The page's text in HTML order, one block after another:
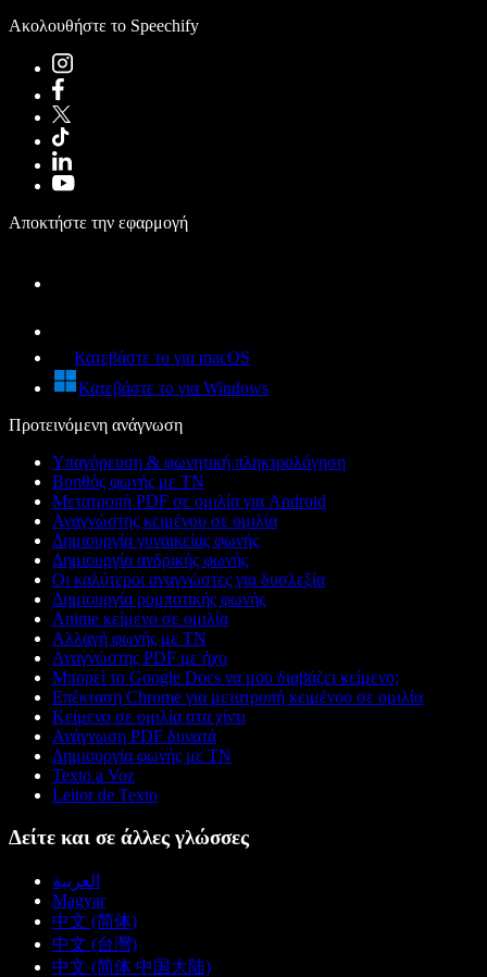
Ακολουθήστε το Speechify
Αποκτήστε την εφαρμογή
Κατεβάστε το για macOS
Κατεβάστε το για Windows
Προτεινόμενη ανάγνωση
Υπαγόρευση & φωνητική πληκτρολόγηση
Βοηθός φωνής με ΤΝ
Μετατροπή PDF σε ομιλία για Android
Αναγνώστης κειμένου σε ομιλία
Δημιουργία γυναικείας φωνής
Δημιουργία ανδρικής φωνής
Οι καλύτεροι αναγνώστες για δυσλεξία
Δημιουργία ρομποτικής φωνής
Anime κείμενο σε ομιλία
Αλλαγή φωνής με ΤΝ
Αναγνώστης PDF με ήχο
Μπορεί το Google Docs να μου διαβάζει κείμενο;
Επέκταση Chrome για μετατροπή κειμένου σε ομιλία
Κείμενο σε ομιλία στα χίντι
Ανάγνωση PDF δυνατά
Δημιουργία φωνής με ΤΝ
Texto a Voz
Leitor de Texto
Δείτε και σε άλλες γλώσσες
العربية
Magyar
中文 (简体)
中文 (台灣)
中文 (简体 中国大陆)